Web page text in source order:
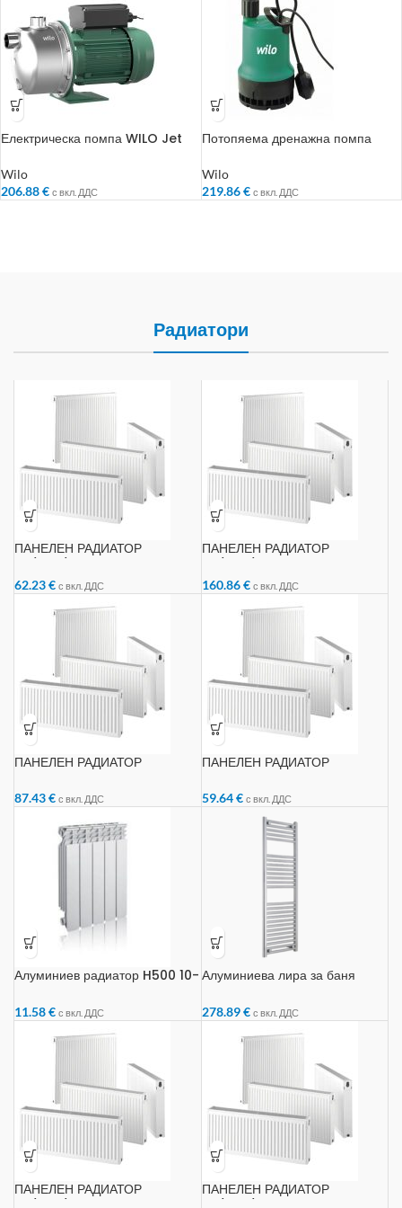
Електрическа помпа WILO Jet
Wilo
206.88€ с вкл. ДДС
Потопяема дренажна помпа
Wilo
219.86€ с вкл. ДДС
Радиатори
ПАНЕЛЕН РАДИАТОР
62.23€ с вкл. ДДС
ПАНЕЛЕН РАДИАТОР
160.86€ с вкл. ДДС
ПАНЕЛЕН РАДИАТОР
87.43€ с вкл. ДДС
ПАНЕЛЕН РАДИАТОР
59.64€ с вкл. ДДС
Алуминиев радиатор H500 10-
11.58€ с вкл. ДДС
Алуминиева лира за баня
278.89€ с вкл. ДДС
ПАНЕЛЕН РАДИАТОР
ПАНЕЛЕН РАДИАТОР